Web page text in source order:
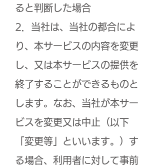
ると判断した場合
2．当社は、当社の都合によ
り、本サービスの内容を変更
し、又は本サービスの提供を
終了することができるものと
します。なお、当社が本サー
ビスを変更又は中止（以下
「変更等」といいます。）す
る場合、利用者に対して事前